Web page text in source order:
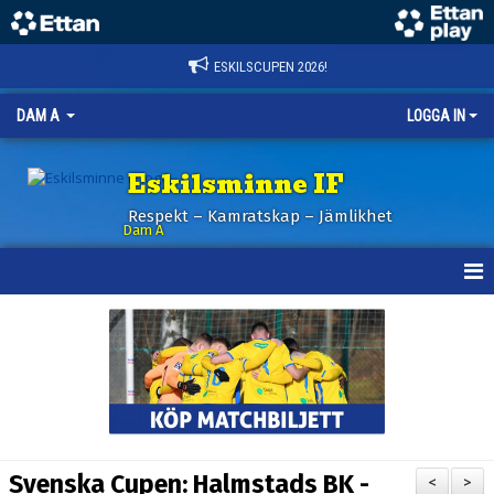
ESKILSCUPEN 2026!
DAM A LOGGA IN
Eskilsminne IF
Respekt – Kamratskap – Jämlikhet
Dam A
>
<
Svenska Cupen: Halmstads BK -